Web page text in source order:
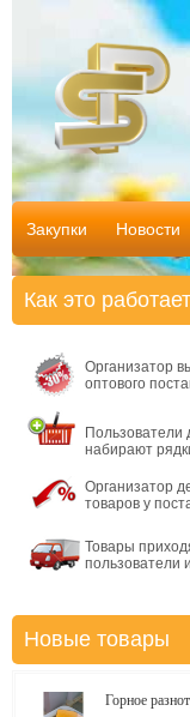
Закупки Новости
Как это
Организатор
оптового
Пользователи
набирают
Организатор
товаров у
Товары
пользователи
Новые товары
Горное